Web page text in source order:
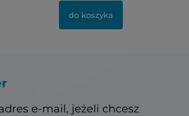
do koszyka
e-mail, jeżeli chcesz